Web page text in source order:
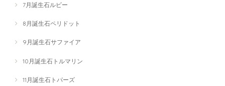
7月誕生石ルビー
8月誕生石ペリドット
9月誕生石サファイア
10月誕生石トルマリン
11月誕生石トパーズ